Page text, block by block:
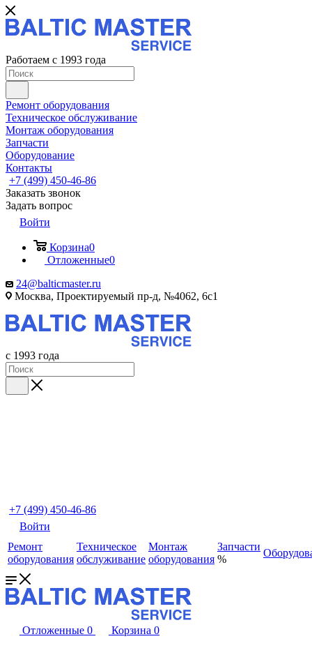
Работаем с 1993 года
Ремонт оборудования
Техническое обслуживание
Монтаж оборудования
Запчасти
Оборудование
Контакты
+7 (499) 450-46-86
Заказать звонок
Задать вопрос
Войти
Корзина0
Отложенные0
24@balticmaster.ru
Москва, Проектируемый пр-д, №4062, 6с1
с 1993 года
+7 (499) 450-46-86
Войти
Ремонт
оборудования
Техническое
обслуживание
Монтаж
оборудования
Запчасти
%
Отложенные 0 Корзина 0